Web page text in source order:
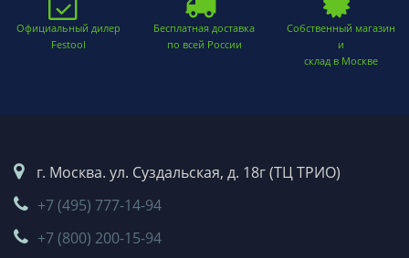
Официальный дилер
Festool
Бесплатная доставка
по всей России
Собственный магазин
и
склад в Москве
г. Москва. ул. Суздальская, д. 18г (ТЦ ТРИО)
+7 (495) 777-14-94
+7 (800) 200-15-94